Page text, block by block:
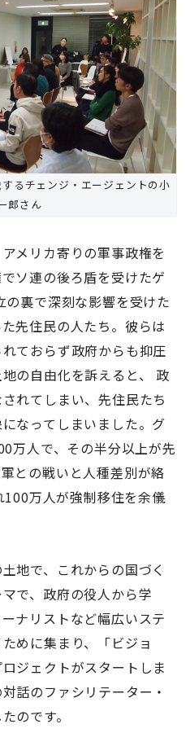
るチェンジ・エージェントの小
郎さん
メリカ寄りの軍事政権を
ソ連の後ろ盾を受けたゲ
の裏で深刻な影響を受けた
先住民の人たち。彼らは
ておらず政府からも抑圧
の自由化を訴えると、 政
れてしまい、先住民たち
なってしまいました。グ
万人で、その半分以上が先
との戦いと人種差別が絡
万人が強制移住を余儀
地で、これからの国づく
で、政府の役人から学
ナリストなど幅広いステ
めに集まり、「ビジョ
ジェクトがスタートしま
話のファシリテーター・
のです。